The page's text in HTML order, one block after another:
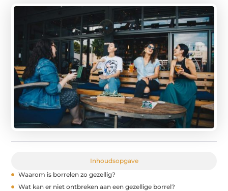
Inhoudsopgave
Waarom is borrelen zo gezellig?
Wat kan er niet ontbreken aan een gezellige borrel?